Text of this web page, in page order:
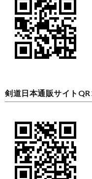
剣道日本通販サイトQR